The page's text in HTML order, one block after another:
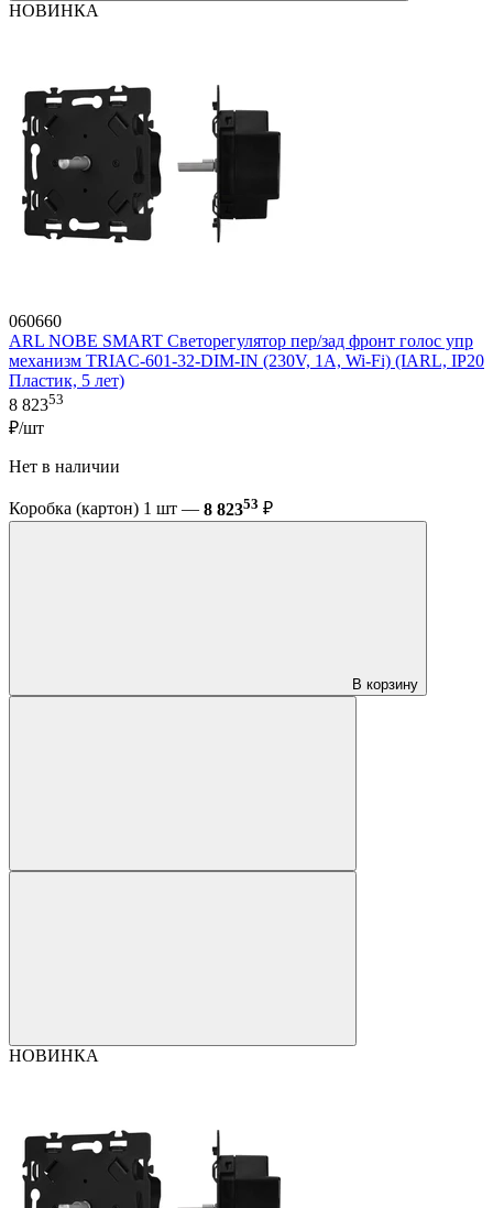
НОВИНКА
060660
ARL NOBE SMART Светорегулятор пер/зад фронт голос упр
механизм TRIAC-601-32-DIM-IN (230V, 1A, Wi-Fi) (IARL, IP20
Пластик, 5 лет)
8 82353
₽/шт
Нет в наличии
Коробка (картон) 1 шт — 8 82353 ₽
В корзину
НОВИНКА